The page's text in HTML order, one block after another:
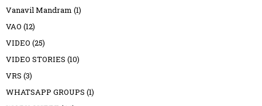
Vanavil Mandram (1)
VAO (12)
VIDEO (25)
VIDEO STORIES (10)
VRS (3)
WHATSAPP GROUPS (1)